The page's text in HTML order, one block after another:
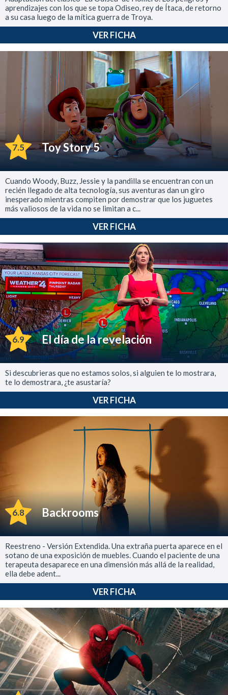
aprendizajes con los que se topa Odiseo, rey de Ítaca, de retorno
a su casa luego de la mítica guerra de Troya.
VER FICHA
7.5 Toy Story 5
Cuando Woody, Buzz, Jessie y la pandilla se encuentran con un
recién llegado de alta tecnología, sus aventuras dan un giro
inesperado mientras compiten por demostrar que los juguetes
más valiosos de la vida no se limitan a c...
VER FICHA
6.9 El día de la revelación
Si descubrieras que no estamos solos, si alguien te lo mostrara,
te lo demostrara, ¿te asustaría?
VER FICHA
6.8 Backrooms
Reestreno - Versión Extendida. Una extraña puerta aparece en el
sotano de una exposición de muebles. Cuando el paciente de una
terapeuta desaparece en una dimensión más allá de la realidad,
ella debe adent...
VER FICHA